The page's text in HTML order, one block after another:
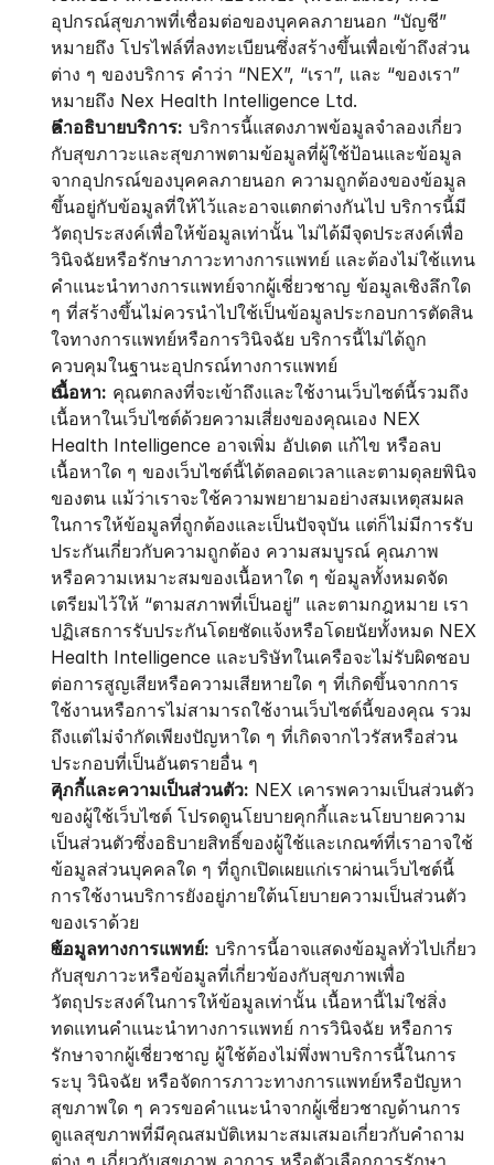
อุปกรณ์สุขภาพที่เชื่อมต่อของบุคคลภายนอก “บัญชี”
หมายถึง โปรไฟล์ที่ลงทะเบียนซึ่งสร้างขึ้นเพื่อเข้าถึงส่วน
ต่าง ๆ ของบริการ คำว่า “NEX”, “เรา”, และ “ของเรา”
หมายถึง Nex Health Intelligence Ltd.
คำอธิบายบริการ: บริการนี้แสดงภาพข้อมูลจำลองเกี่ยว
กับสุขภาวะและสุขภาพตามข้อมูลที่ผู้ใช้ป้อนและข้อมูล
จากอุปกรณ์ของบุคคลภายนอก ความถูกต้องของข้อมูล
ขึ้นอยู่กับข้อมูลที่ให้ไว้และอาจแตกต่างกันไป บริการนี้มี
วัตถุประสงค์เพื่อให้ข้อมูลเท่านั้น ไม่ได้มีจุดประสงค์เพื่อ
วินิจฉัยหรือรักษาภาวะทางการแพทย์ และต้องไม่ใช้แทน
คำแนะนำทางการแพทย์จากผู้เชี่ยวชาญ ข้อมูลเชิงลึกใด
ๆ ที่สร้างขึ้นไม่ควรนำไปใช้เป็นข้อมูลประกอบการตัดสิน
ใจทางการแพทย์หรือการวินิจฉัย บริการนี้ไม่ได้ถูก
ควบคุมในฐานะอุปกรณ์ทางการแพทย์
เนื้อหา: คุณตกลงที่จะเข้าถึงและใช้งานเว็บไซต์นี้รวมถึง
เนื้อหาในเว็บไซต์ด้วยความเสี่ยงของคุณเอง NEX
Health Intelligence อาจเพิ่ม อัปเดต แก้ไข หรือลบ
เนื้อหาใด ๆ ของเว็บไซต์นี้ได้ตลอดเวลาและตามดุลยพินิจ
ของตน แม้ว่าเราจะใช้ความพยายามอย่างสมเหตุสมผล
ในการให้ข้อมูลที่ถูกต้องและเป็นปัจจุบัน แต่ก็ไม่มีการรับ
ประกันเกี่ยวกับความถูกต้อง ความสมบูรณ์ คุณภาพ
หรือความเหมาะสมของเนื้อหาใด ๆ ข้อมูลทั้งหมดจัด
เตรียมไว้ให้ “ตามสภาพที่เป็นอยู่” และตามกฎหมาย เรา
ปฏิเสธการรับประกันโดยชัดแจ้งหรือโดยนัยทั้งหมด NEX
Health Intelligence และบริษัทในเครือจะไม่รับผิดชอบ
ต่อการสูญเสียหรือความเสียหายใด ๆ ที่เกิดขึ้นจากการ
ใช้งานหรือการไม่สามารถใช้งานเว็บไซต์นี้ของคุณ รวม
ถึงแต่ไม่จำกัดเพียงปัญหาใด ๆ ที่เกิดจากไวรัสหรือส่วน
ประกอบที่เป็นอันตรายอื่น ๆ
คุกกี้และความเป็นส่วนตัว: NEX เคารพความเป็นส่วนตัว
ของผู้ใช้เว็บไซต์ โปรดดูนโยบายคุกกี้และนโยบายความ
เป็นส่วนตัวซึ่งอธิบายสิทธิ์ของผู้ใช้และเกณฑ์ที่เราอาจใช้
ข้อมูลส่วนบุคคลใด ๆ ที่ถูกเปิดเผยแก่เราผ่านเว็บไซต์นี้
การใช้งานบริการยังอยู่ภายใต้นโยบายความเป็นส่วนตัว
ของเราด้วย
ข้อมูลทางการแพทย์: บริการนี้อาจแสดงข้อมูลทั่วไปเกี่ยว
กับสุขภาวะหรือข้อมูลที่เกี่ยวข้องกับสุขภาพเพื่อ
วัตถุประสงค์ในการให้ข้อมูลเท่านั้น เนื้อหานี้ไม่ใช่สิ่ง
ทดแทนคำแนะนำทางการแพทย์ การวินิจฉัย หรือการ
รักษาจากผู้เชี่ยวชาญ ผู้ใช้ต้องไม่พึ่งพาบริการนี้ในการ
ระบุ วินิจฉัย หรือจัดการภาวะทางการแพทย์หรือปัญหา
สุขภาพใด ๆ ควรขอคำแนะนำจากผู้เชี่ยวชาญด้านการ
ดูแลสุขภาพที่มีคุณสมบัติเหมาะสมเสมอเกี่ยวกับคำถาม
ต่าง ๆ เกี่ยวกับสุขภาพ อาการ หรือตัวเลือกการรักษา